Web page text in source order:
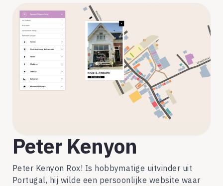
Peter Kenyon
Peter Kenyon Rox! Is hobbymatige uitvinder uit
Portugal, hij wilde een persoonlijke website waar